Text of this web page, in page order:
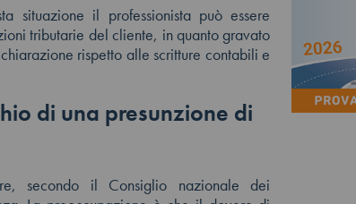
situazione il professionista può essere
tributarie del cliente, in quanto gravato
rispetto alle scritture contabili e
di una presunzione di
secondo il Consiglio nazionale dei